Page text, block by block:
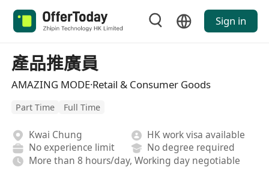
Sign in
產品推廣員
AMAZING MODE·Retail & Consumer Goods
Part Time Full Time
Kwai Chung
HK work visa available
No experience limit
No degree required
More than 8 hours/day, Working day negotiable